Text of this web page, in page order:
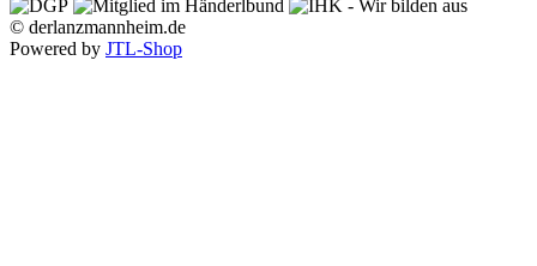
© derlanzmannheim.de
Powered by JTL-Shop